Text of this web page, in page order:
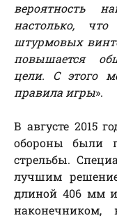
вероятность
настолько,
штурмовых
повышается
цели. С этого
правила игры».
В августе 2015
обороны были
стрельбы.
лучшим
длиной 406 мм
наконечником,